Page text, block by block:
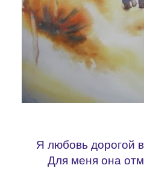
Я любовь дорогой
Для меня она